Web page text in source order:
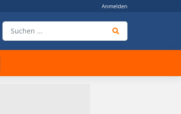
Anmelden